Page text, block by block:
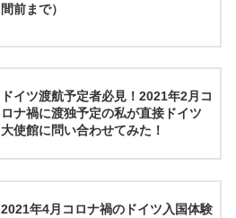
間前まで）
ドイツ渡航予定者必見！2021年2月コ
ロナ禍に渡独予定の私が直接ドイツ
大使館に問い合わせてみた！
2021年4月コロナ禍のドイツ入国体験